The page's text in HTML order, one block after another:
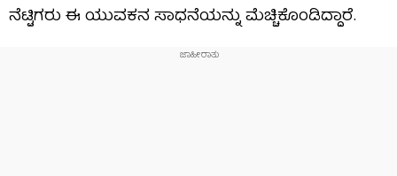
ನೆಟ್ಟಿಗರು ಈ ಯುವಕನ ಸಾಧನೆಯನ್ನು ಮೆಚ್ಚಿಕೊಂಡಿದ್ದಾರೆ.